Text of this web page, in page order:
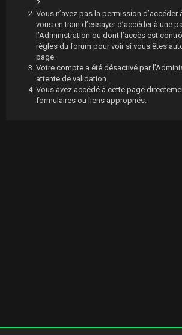
?
Vous n’avez pas la permission d’accéder
vous en train d’essayer d’accéder à une
l’Administration ou dont l’accès est
règles du forum pour voir si vous êtes
page.
Votre compte a été désactivé par
attente de validation.
Vous avez accédé à cette page
formulaires ou liens appropriés.